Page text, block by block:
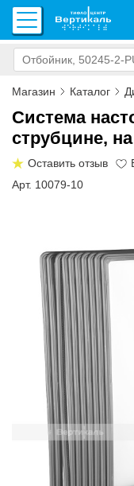
Магазин Каталог
Система
струбцине,
Оставить отзыв
Арт. 10079-10